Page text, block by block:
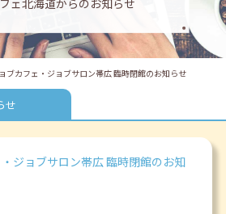
ブカフェ・ジョブサロン帯広 臨時閉館のお知らせ
せ
ジョブサロン帯広 臨時閉館のお知